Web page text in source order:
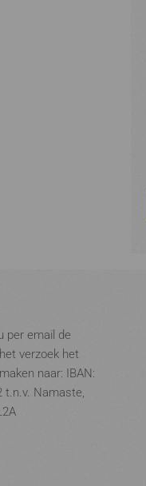
per email de
verzoek het
naar: IBAN:
t.n.v. Namaste,